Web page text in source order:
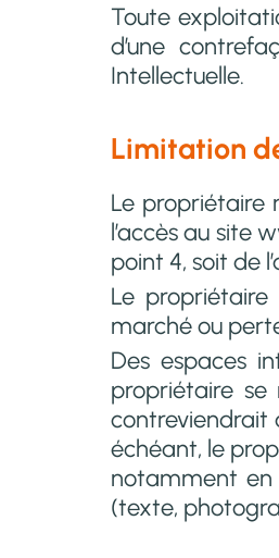
Toute
d’une
Intellectuelle.
Limitation
Le propriétaire
l’accès au site
point 4, soit de
Le
marché ou
Des espaces
propriétaire
contreviendrait
échéant, le
notamment en
(texte,